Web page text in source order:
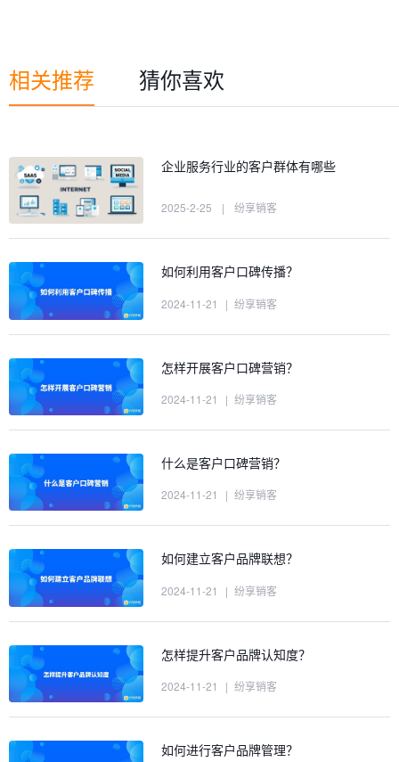
相关推荐 猜你喜欢
企业服务行业的客户群体有哪些
2025-2-25 | 纷享销客
如何利用客户口碑传播？
2024-11-21 | 纷享销客
怎样开展客户口碑营销？
2024-11-21 | 纷享销客
什么是客户口碑营销？
2024-11-21 | 纷享销客
如何建立客户品牌联想？
2024-11-21 | 纷享销客
怎样提升客户品牌认知度？
2024-11-21 | 纷享销客
如何进行客户品牌管理？